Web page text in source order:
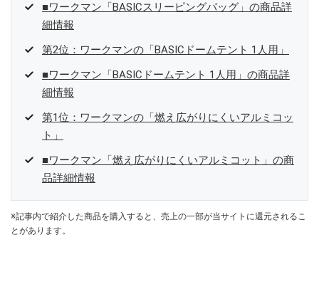
■ワークマン「BASICスリーピングバッグ」の商品詳
細情報
第2位：ワークマンの「BASICドームテント 1人用」
■ワークマン「BASICドームテント 1人用」の商品詳
細情報
第1位：ワークマンの「燃え広がりにくいアルミコッ
ト」
■ワークマン「燃え広がりにくいアルミコット」の商
品詳細情報
※記事内で紹介した商品を購入すると、売上の一部が当サイトに還元されるこ
とがあります。